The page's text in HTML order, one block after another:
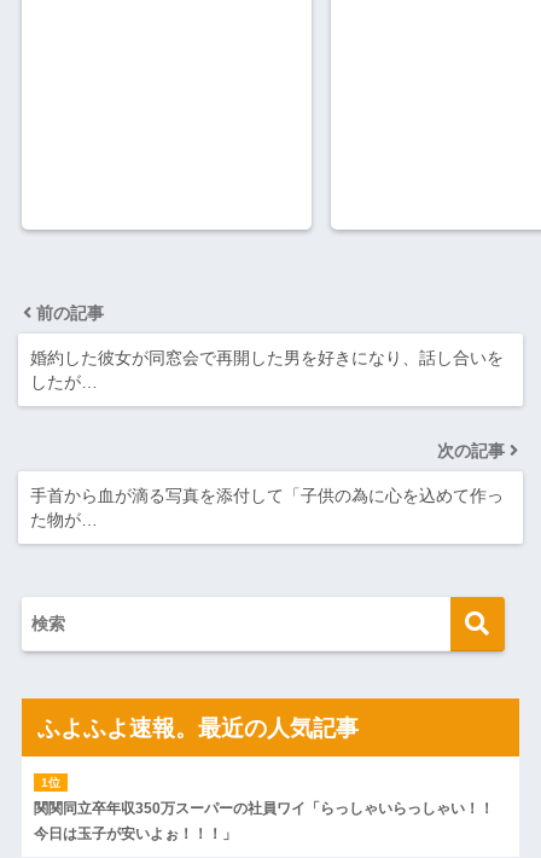
前の記事
婚約した彼女が同窓会で再開した男を好きになり、話し合いを
したが…
次の記事
手首から血が滴る写真を添付して「子供の為に心を込めて作っ
た物が…
ふよふよ速報。最近の人気記事
関関同立卒年収350万スーパーの社員ワイ「らっしゃいらっしゃい！！
今日は玉子が安いよぉ！！！」